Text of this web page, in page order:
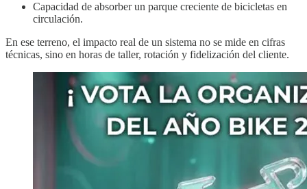
Capacidad de absorber un parque creciente de bicicletas en
circulación.
En ese terreno, el impacto real de un sistema no se mide en cifras
técnicas, sino en horas de taller, rotación y fidelización del cliente.